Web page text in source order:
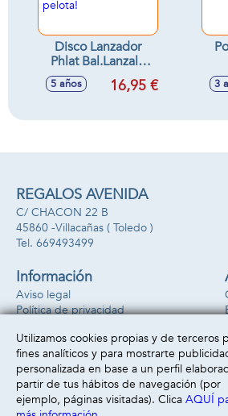
Disco Lanzador
Phlat Bal.Lanzalo
como un disco y
capturalo como una
5 años 16,95 € 3
REGALOS AVENIDA
C/ CHACON 22 B
45860 -Villacañas ( Toledo )
669493499
Información
Aviso legal
Política de privacidad
Formas de pago
Utilizamos cookies propias y de terceros
fines analíticos y para mostrarte
personalizada en base a un perfil
partir de tus hábitos de navegación (por
ejemplo, páginas visitadas). Clica AQUÍ